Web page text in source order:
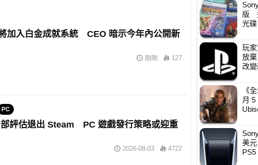
加入白金成就系統 CEO 暗示今年內公開新
剛剛 127
PC
評估退出 Steam PC 遊戲發行策略或迎重
2026-08-03 4722
版
光碟
玩
放
改
《
月
美
PS5